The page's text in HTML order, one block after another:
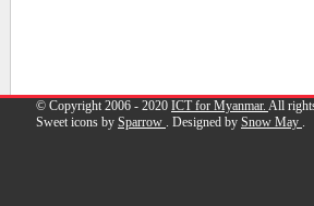
© Copyright 2006 - 2020 ICT for Myanmar. All
Sweet icons by Sparrow . Designed by Snow May .